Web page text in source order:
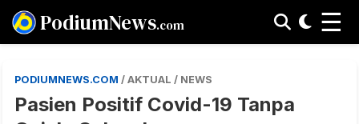
PodiumNews.com ☰
PODIUMNEWS.COM / AKTUAL / NEWS
Pasien Positif Covid-19 Tanpa